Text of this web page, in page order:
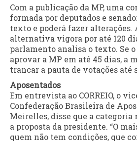
Com a publicação da MP, uma
formada por deputados e
texto e poderá fazer alterações.
alternativa vigora por até 120
parlamento analisa o texto. Se o
aprovar a MP em até 45 dias, a
trancar a pauta de votações até
Aposentados
Em entrevista ao CORREIO, o
Confederação Brasileira de
Meirelles, disse que a categoria
a proposta da presidente. “O
quem não tem condições, que